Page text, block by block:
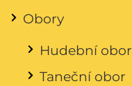
Obory
Hudební obor
Taneční obor